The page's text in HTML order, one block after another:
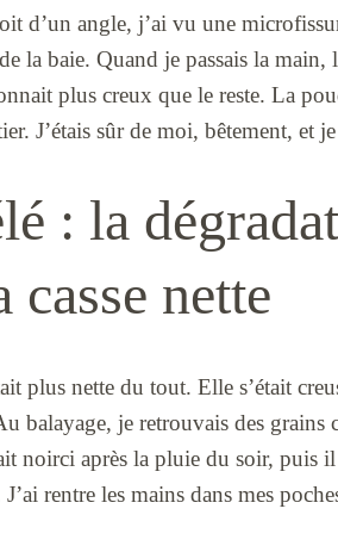
d’un angle, j’ai vu une
la baie. Quand je passais la
plus creux que le reste. La
J’étais sûr de moi, bêtement, et
: la
nette
plus nette du tout. Elle s’était
balayage, je retrouvais des grains
noirci après la pluie du soir, puis
rentre les mains dans mes